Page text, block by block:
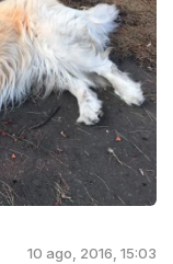
10 ago, 2016, 15:03